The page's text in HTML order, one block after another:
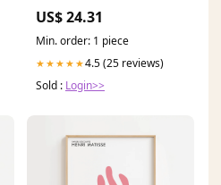
Trousers Pull on Office Slacks
Bottoms : Clothing, Shoes &
Jewelry
US$ 24.31
Min. order: 1 piece
★★★★★4.5 (25 reviews)
Sold : Login>>